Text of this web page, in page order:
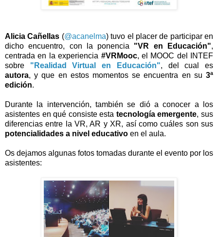
Alicia Cañellas (@acanelma) tuvo el placer de participar en
dicho encuentro, con la ponencia "VR en Educación",
centrada en la experiencia #VRMooc, el MOOC del INTEF
sobre "Realidad Virtual en Educación", del cual es
autora, y que en estos momentos se encuentra en su 3ª
edición.
Durante la intervención, también se dió a conocer a los
asistentes en qué consiste esta tecnología emergente, sus
diferencias entre la VR, AR y XR, así como cuáles son sus
potencialidades a nivel educativo en el aula.
Os dejamos algunas fotos tomadas durante el evento por los
asistentes: